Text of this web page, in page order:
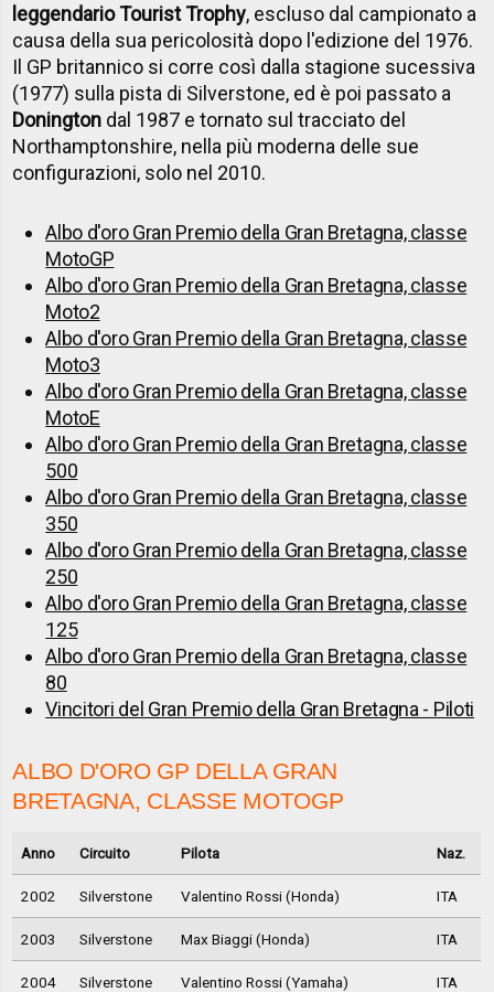
leggendario Tourist Trophy, escluso dal campionato a
causa della sua pericolosità dopo l'edizione del 1976.
Il GP britannico si corre così dalla stagione sucessiva
(1977) sulla pista di Silverstone, ed è poi passato a
Donington dal 1987 e tornato sul tracciato del
Northamptonshire, nella più moderna delle sue
configurazioni, solo nel 2010.
Albo d'oro Gran Premio della Gran Bretagna, classe
MotoGP
Albo d'oro Gran Premio della Gran Bretagna, classe
Moto2
Albo d'oro Gran Premio della Gran Bretagna, classe
Moto3
Albo d'oro Gran Premio della Gran Bretagna, classe
MotoE
Albo d'oro Gran Premio della Gran Bretagna, classe
500
Albo d'oro Gran Premio della Gran Bretagna, classe
350
Albo d'oro Gran Premio della Gran Bretagna, classe
250
Albo d'oro Gran Premio della Gran Bretagna, classe
125
Albo d'oro Gran Premio della Gran Bretagna, classe
80
Vincitori del Gran Premio della Gran Bretagna - Piloti
ALBO D'ORO GP DELLA GRAN
BRETAGNA, CLASSE MOTOGP
Anno Circuito Pilota Naz.
2002 Silverstone Valentino Rossi (Honda) ITA
2003 Silverstone Max Biaggi (Honda) ITA
2004 Silverstone Valentino Rossi (Yamaha) ITA